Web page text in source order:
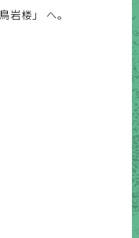
岩楼」 へ。